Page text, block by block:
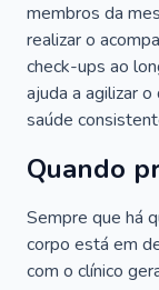
membros da
realizar o
check-ups ao
ajuda a agilizar
saúde
Quando
Sempre que há
corpo está em
com o clínico